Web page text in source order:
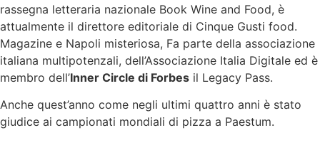
rassegna letteraria nazionale Book Wine and Food, è
attualmente il direttore editoriale di Cinque Gusti food.
Magazine e Napoli misteriosa, Fa parte della associazione
italiana multipotenzali, dell’Associazione Italia Digitale ed è
membro dell’Inner Circle di Forbes il Legacy Pass.
Anche quest’anno come negli ultimi quattro anni è stato
giudice ai campionati mondiali di pizza a Paestum.